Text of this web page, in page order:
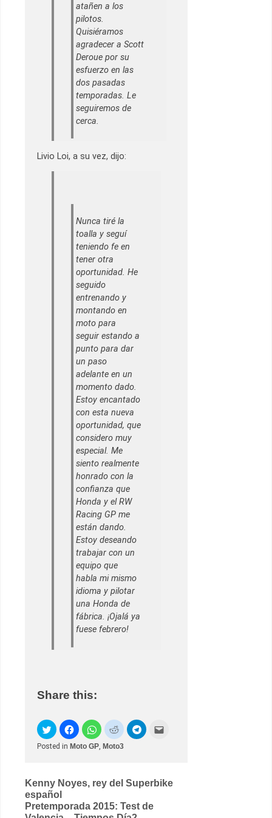
atañen a los
pilotos.
Quisiéramos
agradecer a Scott
Deroue por su
esfuerzo en las
dos pasadas
temporadas. Le
seguiremos de
cerca.
Livio Loi, a su vez, dijo:
Nunca tiré la
toalla y seguí
teniendo fe en
tener otra
oportunidad. He
seguido
entrenando y
montando en
moto para
seguir estando a
punto para dar
un paso
adelante en un
momento dado.
Estoy encantado
con esta nueva
oportunidad, que
considero muy
especial. Me
siento realmente
honrado con la
confianza que
Honda y el RW
Racing GP me
están dando.
Estoy deseando
trabajar con un
equipo que
habla mi mismo
idioma y pilotar
una Honda de
fábrica. ¡Ojalá ya
fuese febrero!
Share this:
Posted in Moto GP Moto3
Post
navigation
Kenny Noyes, rey del Superbike
español
Pretemporada 2015: Test de